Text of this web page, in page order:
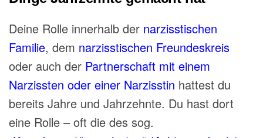
Deine Rolle innerhalb der narzisstischen
Familie, dem narzisstischen Freundeskreis
oder auch der Partnerschaft mit einem
Narzissten oder einer Narzisstin hattest du
bereits Jahre und Jahrzehnte. Du hast dort
eine Rolle – oft die des sog.